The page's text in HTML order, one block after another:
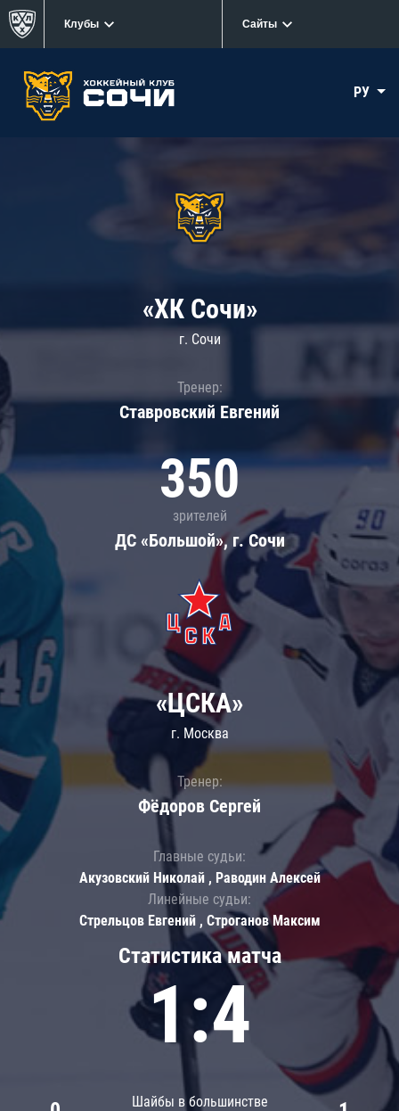
Клубы Сайты
РУ
«ХК Сочи»
г. Сочи
Тренер:
Ставровский Евгений
350
зрителей
ДС «Большой», г. Сочи
Статистика матча
1:4
Шайбы в большинстве
«ЦСКА»
г. Москва
Тренер:
Фёдоров Сергей
Главные судьи:
Акузовский Николай , Раводин Алексей
Линейные судьи:
Стрельцов Евгений , Строганов Максим